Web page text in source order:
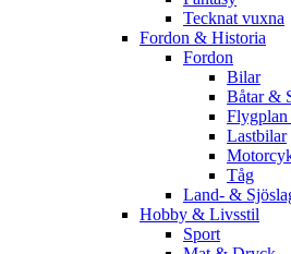
Tecknat vuxna
Fordon & Historia
Fordon
Bilar
Båtar &
Lastbilar
Tåg
Land- &
Hobby & Livsstil
Sport